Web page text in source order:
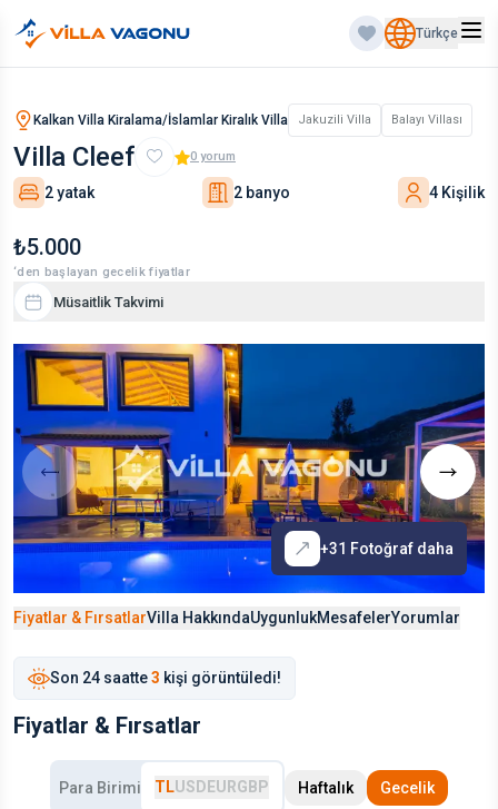
Türkçe
Kalkan Villa Kiralama/İslamlar Kiralık Villa Jakuzili Villa Balayı Villası
Villa Cleef 0 yorum
2 yatak 2 banyo 4 Kişilik
₺5.000
‘den başlayan gecelik fiyatlar
Müsaitlik Takvimi
+31 Fotoğraf daha
Fiyatlar & FırsatlarVilla HakkındaUygunlukMesafelerYorumlar
Son 24 saatte3 kişi görüntüledi!
Fiyatlar & Fırsatlar
Para Birimi TLUSD EURGBP Haftalık Gecelik